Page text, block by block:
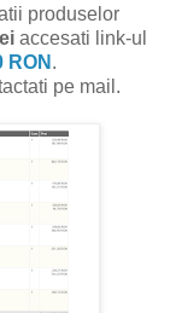
produselor
accesati link-ul
RON .
pe mail.